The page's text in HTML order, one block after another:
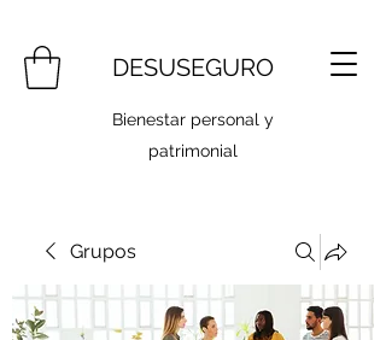
DESUSEGURO
Bienestar personal y
patrimonial
Grupos